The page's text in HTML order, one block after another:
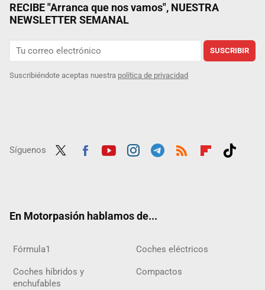
RECIBE "Arranca que nos vamos", NUESTRA
NEWSLETTER SEMANAL
SUSCRIBIR
Suscribiéndote aceptas nuestra política de privacidad
Síguenos
En Motorpasión hablamos de...
Fórmula1 Coches eléctricos
Coches híbridos y
enchufables
Compactos